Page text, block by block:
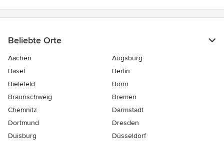
Beliebte Orte
Aachen
Augsburg
Basel
Berlin
Bielefeld
Bonn
Braunschweig
Bremen
Chemnitz
Darmstadt
Dortmund
Dresden
Duisburg
Düsseldorf